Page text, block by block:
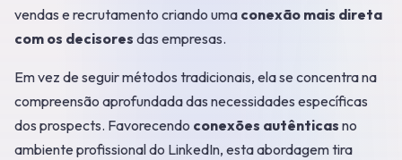
vendas e recrutamento criando uma conexão mais direta
com os decisores das empresas.
Em vez de seguir métodos tradicionais, ela se concentra na
compreensão aprofundada das necessidades específicas
dos prospects. Favorecendo conexões autênticas no
ambiente profissional do LinkedIn, esta abordagem tira